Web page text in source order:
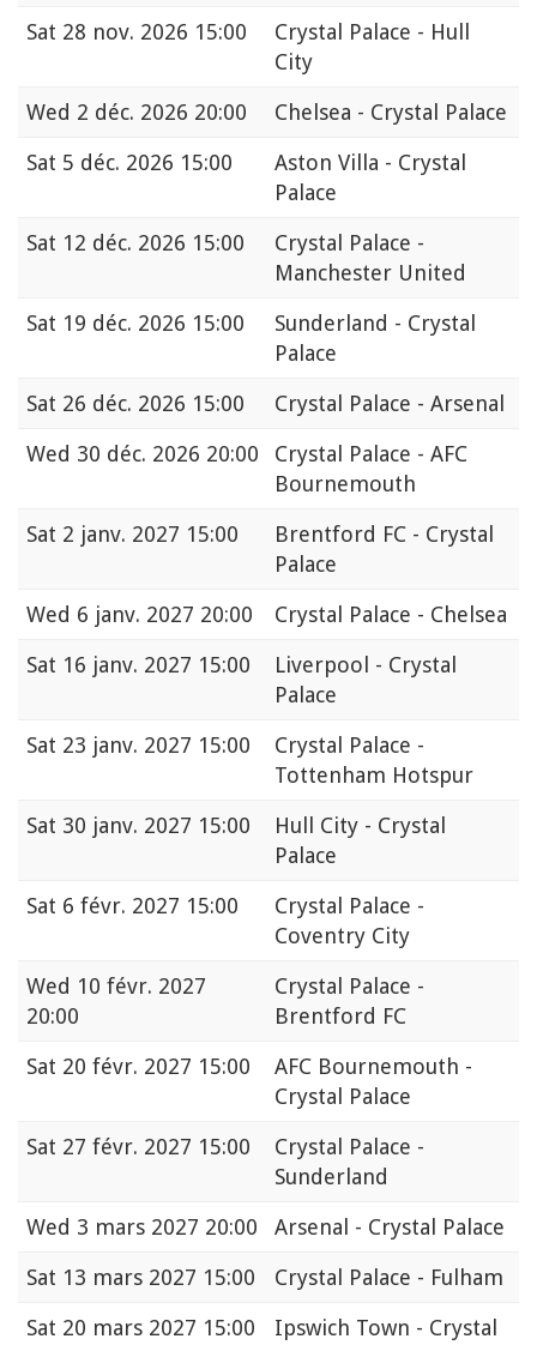
Sat 28 nov. 2026 15:00
Crystal Palace - Hull
City
Wed 2 déc. 2026 20:00
Chelsea - Crystal Palace
Sat 5 déc. 2026 15:00
Aston Villa - Crystal
Palace
Sat 12 déc. 2026 15:00
Crystal Palace -
Manchester United
Sat 19 déc. 2026 15:00
Sunderland - Crystal
Palace
Sat 26 déc. 2026 15:00
Crystal Palace - Arsenal
Wed 30 déc. 2026 20:00
Crystal Palace - AFC
Bournemouth
Sat 2 janv. 2027 15:00
Brentford FC - Crystal
Palace
Wed 6 janv. 2027 20:00
Crystal Palace - Chelsea
Sat 16 janv. 2027 15:00
Liverpool - Crystal
Palace
Sat 23 janv. 2027 15:00
Crystal Palace -
Tottenham Hotspur
Sat 30 janv. 2027 15:00
Hull City - Crystal
Palace
Sat 6 févr. 2027 15:00
Crystal Palace -
Coventry City
Wed 10 févr. 2027
20:00
Crystal Palace -
Brentford FC
Sat 20 févr. 2027 15:00
AFC Bournemouth -
Crystal Palace
Sat 27 févr. 2027 15:00
Crystal Palace -
Sunderland
Wed 3 mars 2027 20:00
Arsenal - Crystal Palace
Sat 13 mars 2027 15:00
Crystal Palace - Fulham
Sat 20 mars 2027 15:00
Ipswich Town - Crystal